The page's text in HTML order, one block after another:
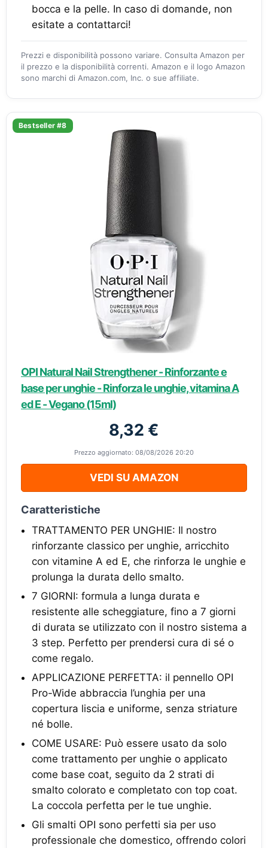
bocca e la pelle. In caso di domande, non
esitate a contattarci!
Prezzi e disponibilità possono variare. Consulta Amazon per
il prezzo e la disponibilità correnti. Amazon e il logo Amazon
sono marchi di Amazon.com, Inc. o sue affiliate.
Bestseller #8
OPI Natural Nail Strengthener - Rinforzante e
base per unghie - Rinforza le unghie, vitamina A
ed E - Vegano (15ml)
8,32 €
Prezzo aggiornato: 08/08/2026 20:20
VEDI SU AMAZON
Caratteristiche
TRATTAMENTO PER UNGHIE: Il nostro
rinforzante classico per unghie, arricchito
con vitamine A ed E, che rinforza le unghie e
prolunga la durata dello smalto.
7 GIORNI: formula a lunga durata e
resistente alle scheggiature, fino a 7 giorni
di durata se utilizzato con il nostro sistema a
3 step. Perfetto per prendersi cura di sé o
come regalo.
APPLICAZIONE PERFETTA: il pennello OPI
Pro-Wide abbraccia l’unghia per una
copertura liscia e uniforme, senza striature
né bolle.
COME USARE: Può essere usato da solo
come trattamento per unghie o applicato
come base coat, seguito da 2 strati di
smalto colorato e completato con top coat.
La coccola perfetta per le tue unghie.
Gli smalti OPI sono perfetti sia per uso
professionale che domestico, offrendo colori